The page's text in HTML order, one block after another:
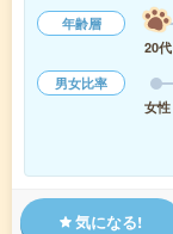
年齢層
20代
男女比率
女性
気になる!